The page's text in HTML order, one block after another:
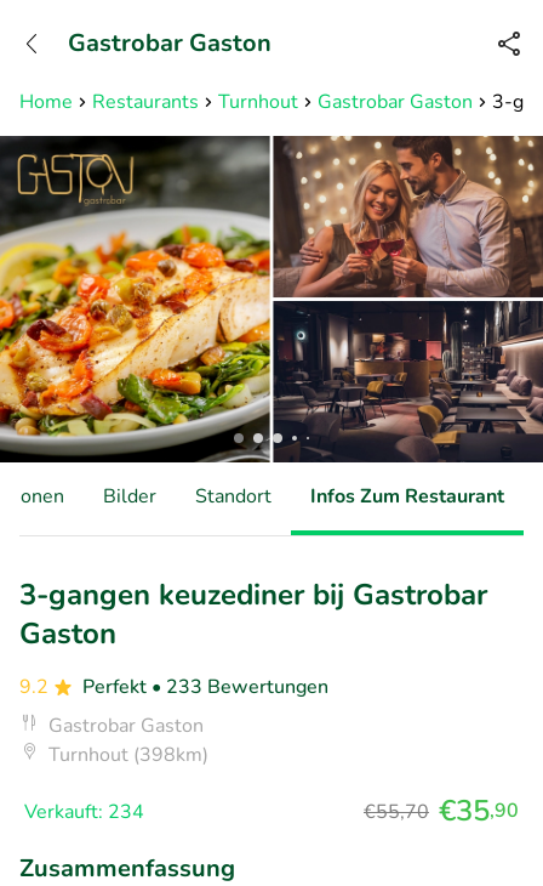
Erreichbar bis 23:00 Uhr (max
0,09€/Min)
Home Restaurants Turnhout Gastrobar Gaston 3-
Gastrobar Gaston
Bilder Standort Infos Zum Restaurant
3-gangen keuzediner bij Gastrobar
Gaston
9.2 Perfekt • 233 Bewertungen
Gastrobar Gaston
Turnhout (398km)
Verkauft: 234 €55,70 €35,90
Zusammenfassung